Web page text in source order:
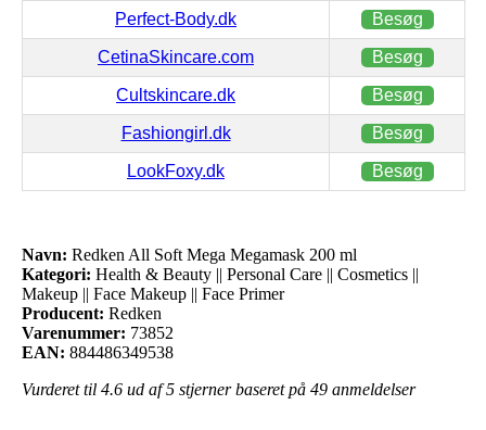
Perfect-Body.dk Besøg
CetinaSkincare.com Besøg
Cultskincare.dk Besøg
Fashiongirl.dk Besøg
LookFoxy.dk Besøg
Navn: Redken All Soft Mega Megamask 200 ml
Kategori: Health & Beauty || Personal Care || Cosmetics ||
Makeup || Face Makeup || Face Primer
Producent: Redken
Varenummer: 73852
EAN: 884486349538
Vurderet til 4.6 ud af 5 stjerner baseret på 49 anmeldelser